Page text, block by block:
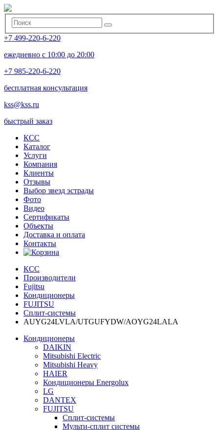
+7 499-220-6-220
ежедневно с 10:00 до 20:00
+7 985-220-6-220
бесплатная консультация
kss@kss.ru
быстрый заказ
КСС
Каталог
Услуги
Компания
Клиенты
Oтзывы
Выбор звезд эстрады
Фото
Видео
Сертификаты
Объекты
Доставка и оплата
Контакты
КСС
Производители
Fujitsu
Кондиционеры
FUJITSU
Сплит-системы
AUYG24LVLA/UTGUFYDW/AOYG24LALA
Кондиционеры
DAIKIN
Mitsubishi Electric
Mitsubishi Heavy
HAIER
Кондиционеры Energolux
LG
DANTEX
FUJITSU
Сплит-системы
Мульти-сплит системы